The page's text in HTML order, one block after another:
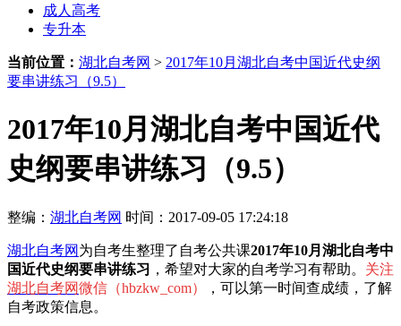
成人高考
专升本
当前位置： 湖北自考网 > 2017年10月湖北自考中国近代史纲
要串讲练习（9.5）
2017年10月湖北自考中国近代
史纲要串讲练习（9.5）
整编： 湖北自考网 时间：2017-09-05 17:24:18
湖北自考网 为自考生整理了自考公共课2017年10月湖北自考中
国近代史纲要串讲练习 ，希望对大家的自考学习有帮助。 关注
湖北自考网微信（hbzkw_com）
，可以第一时间查成绩，了解
自考政策信息。